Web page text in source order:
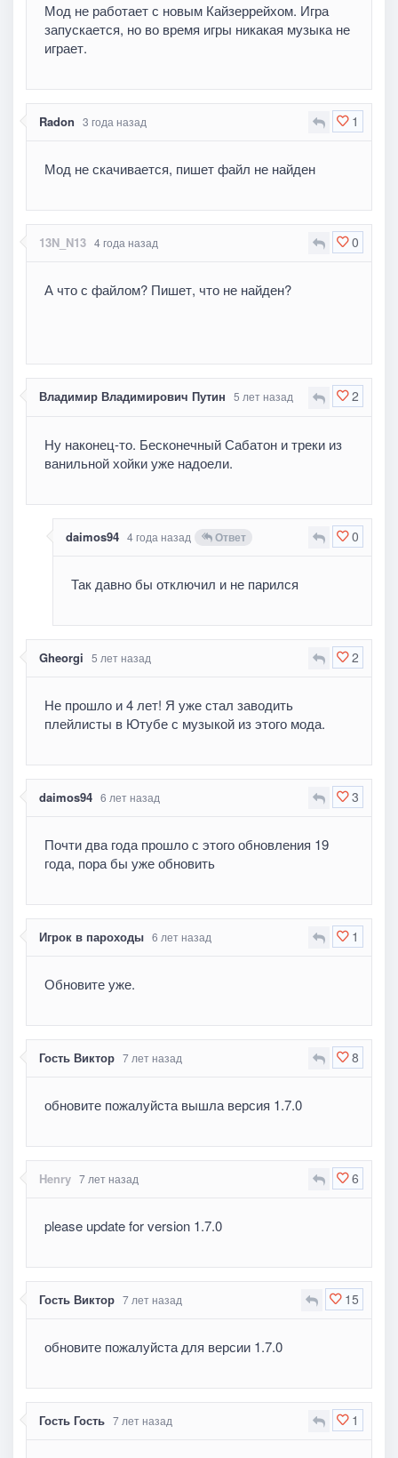
Мод не работает с новым Кайзеррейхом. Игра
запускается, но во время игры никакая музыка не
играет.
1
Radon 3 года назад
Мод не скачивается, пишет файл не найден
0
13N_N13 4 года назад
А что с файлом? Пишет, что не найден?
2
Владимир Владимирович Путин 5 лет назад
Ну наконец-то. Бесконечный Сабатон и треки из
ванильной хойки уже надоели.
0
daimos94 4 года назад Ответ
Так давно бы отключил и не парился
2
Gheorgi 5 лет назад
Не прошло и 4 лет! Я уже стал заводить
плейлисты в Ютубе с музыкой из этого мода.
3
daimos94 6 лет назад
Почти два года прошло с этого обновления 19
года, пора бы уже обновить
1
Игрок в пароходы 6 лет назад
Обновите уже.
8
Гость Виктор 7 лет назад
обновите пожалуйста вышла версия 1.7.0
6
Henry 7 лет назад
please update for version 1.7.0
15
Гость Виктор 7 лет назад
обновите пожалуйста для версии 1.7.0
1
Гость Гость 7 лет назад